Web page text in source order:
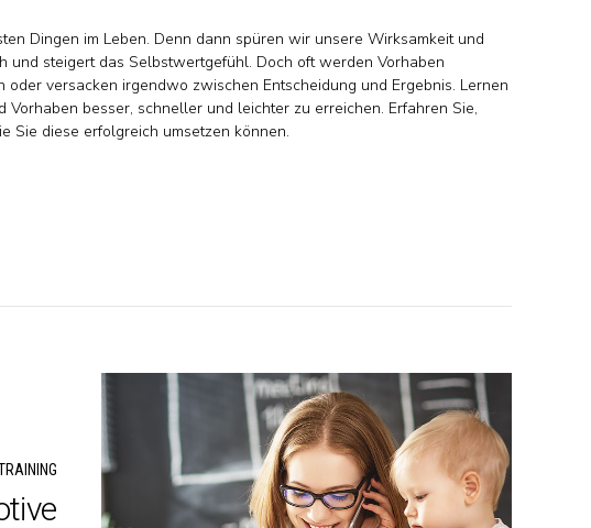
Dingen im Leben. Denn dann spüren wir unsere Wirksamkeit und
und steigert das Selbstwertgefühl. Doch oft werden Vorhaben
versacken irgendwo zwischen Entscheidung und Ergebnis. Lernen
Vorhaben besser, schneller und leichter zu erreichen. Erfahren Sie,
Sie diese erfolgreich umsetzen können.